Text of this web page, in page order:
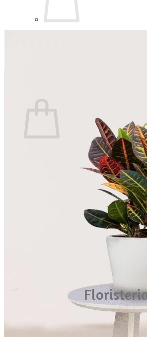
No hay productos en el carrito.
Volver a la tienda